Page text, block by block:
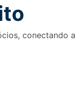
conectando a